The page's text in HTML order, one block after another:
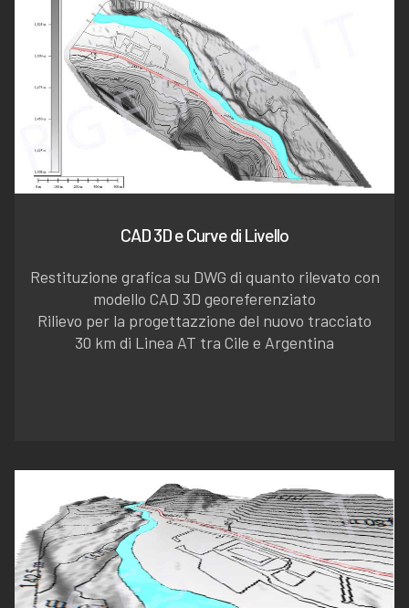
CAD 3D e Curve di Livello
Restituzione grafica su DWG di quanto rilevato con
modello CAD 3D georeferenziato
Rilievo per la progettazzione del nuovo tracciato
30 km di Linea AT tra Cile e Argentina